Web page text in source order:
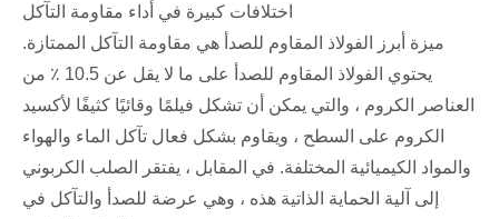
اختلافات كبيرة في أداء مقاومة التآكل
ميزة أبرز الفولاذ المقاوم للصدأ هي مقاومة التآكل الممتازة.
يحتوي الفولاذ المقاوم للصدأ على ما لا يقل عن 10.5 ٪ من
العناصر الكروم ، والتي يمكن أن تشكل فيلمًا وقائيًا كثيفًا لأكسيد
الكروم على السطح ، ويقاوم بشكل فعال تآكل الماء والهواء
والمواد الكيميائية المختلفة. في المقابل ، يفتقر الصلب الكربوني
إلى آلية الحماية الذاتية هذه ، وهي عرضة للصدأ والتآكل في